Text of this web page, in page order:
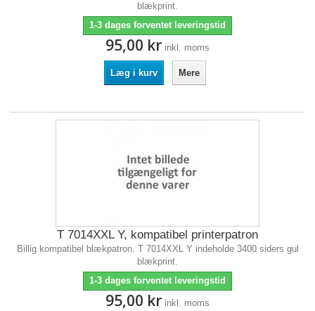
blækprint.
1-3 dages forventet leveringstid
95,00 kr inkl. moms
Læg i kurv Mere
T 7014XXL Y, kompatibel printerpatron
Billig kompatibel blækpatron. T 7014XXL Y indeholde 3400 siders gul
blækprint.
1-3 dages forventet leveringstid
95,00 kr inkl. moms